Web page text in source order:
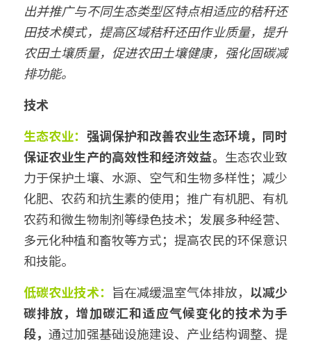
出并推广与不同生态类型区特点相适应的秸秆还
田技术模式，提高区域秸秆还田作业质量，提升
农田土壤质量，促进农田土壤健康，强化固碳减
排功能。
技术
生态农业： 强调保护和改善农业生态环境，同时
保证农业生产的高效性和经济效益。 生态农业致
力于保护土壤、水源、空气和生物多样性；减少
化肥、农药和抗生素的使用；推广有机肥、有机
农药和微生物制剂等绿色技术；发展多种经营、
多元化种植和畜牧等方式；提高农民的环保意识
和技能。
低碳农业技术： 旨在减缓温室气体排放， 以减少
碳排放，增加碳汇和适应气候变化的技术为手
段，通过加强基础设施建设、产业结构调整、提